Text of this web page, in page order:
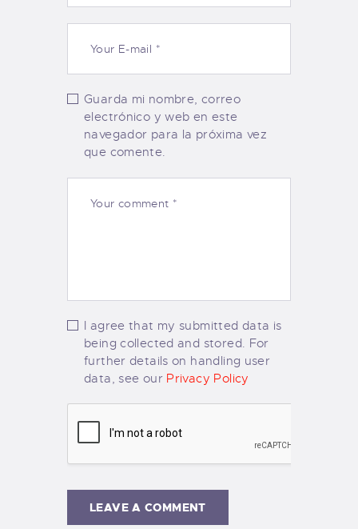
Guarda mi nombre, correo
electrónico y web en este
navegador para la próxima vez
que comente.
I agree that my submitted data is
being collected and stored. For
further details on handling user
data, see our Privacy Policy